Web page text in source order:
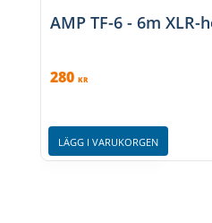
AMP TF-6 - 6m
280 KR
LÄGG I VARUKORGEN